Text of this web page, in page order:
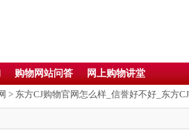
购物网站问答
网上购物讲堂
> 东方CJ购物官网怎么样_信誉好不好_东方